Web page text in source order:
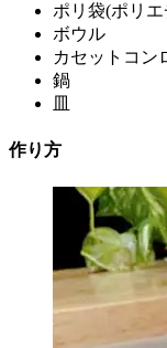
ポリ袋(ポリ
ボウル
カセットコン
鍋
皿
作り方